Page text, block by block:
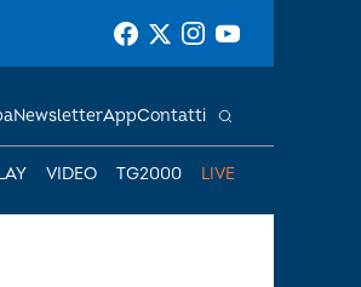
VIDEO TG2000 LIVE
NewsletterAppContatti